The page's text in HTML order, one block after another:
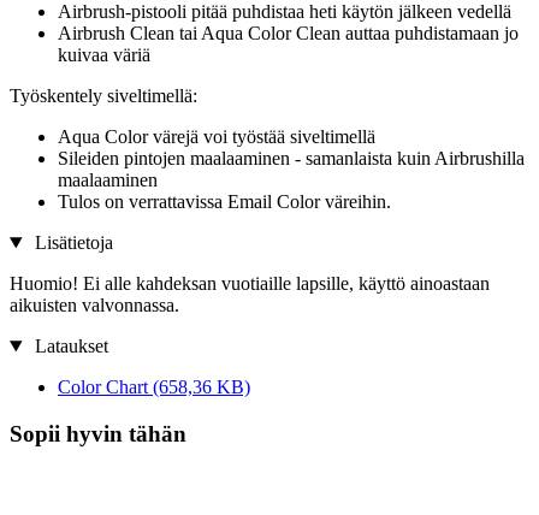
Airbrush-pistooli pitää puhdistaa heti käytön jälkeen vedellä
Airbrush Clean tai Aqua Color Clean auttaa puhdistamaan jo
kuivaa väriä
Työskentely siveltimellä:
Aqua Color värejä voi työstää siveltimellä
Sileiden pintojen maalaaminen - samanlaista kuin Airbrushilla
maalaaminen
Tulos on verrattavissa Email Color väreihin.
Lisätietoja
Huomio! Ei alle kahdeksan vuotiaille lapsille, käyttö ainoastaan
aikuisten valvonnassa.
Lataukset
Color Chart (658,36 KB)
Sopii hyvin tähän